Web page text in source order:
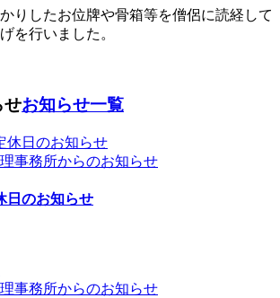
りしたお位牌や骨箱等を僧侶に読経して
を行いました。
せお知らせ一覧
事務所からのお知らせ
日のお知らせ
事務所からのお知らせ